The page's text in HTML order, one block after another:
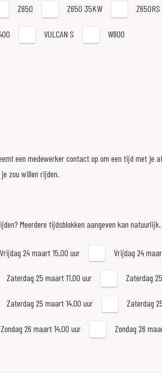
Z650 Z650 35KW Z650RS
VULCAN S W800
een medewerker contact op om een tijd met je
zou willen rijden.
Meerdere tijdsblokken aangeven kan
Vrijdag 24 maart 15.00 uur Vrijdag 24
Zaterdag 25 maart 11.00 uur Zaterdag
Zaterdag 25 maart 14.00 uur Zaterdag
Zondag 26 maart 14.00 uur Zondag 26